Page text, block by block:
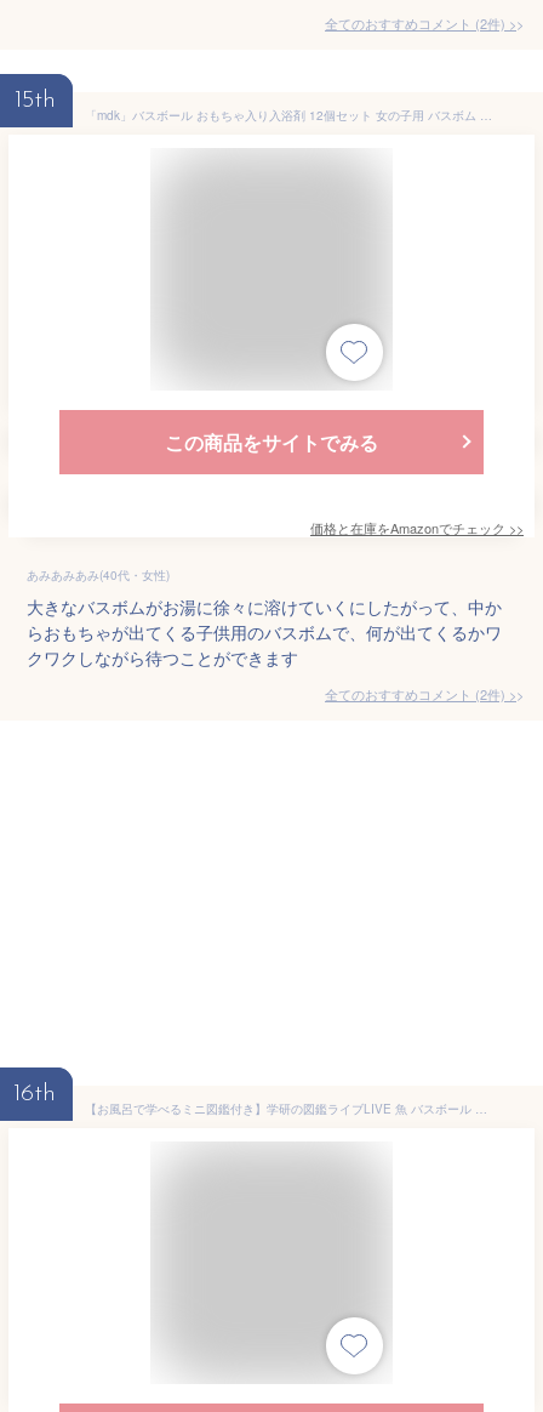
全てのおすすめコメント (2件) >
15th
「mdk」バスボール おもちゃ入り入浴剤 12個セット 女の子用 バスボム 詰め合わせ 中身はおまかせ 子供用入浴剤 お得 バスボムセット 子供用 バスボール キャラクター お風呂遊び
この商品をサイトでみる
価格と在庫をAmazonでチェック >>
あみあみあみ(40代・女性)
大きなバスボムがお湯に徐々に溶けていくにしたがって、中か
らおもちゃが出てくる子供用のバスボムで、何が出てくるかワ
クワクしながら待つことができます
全てのおすすめコメント (2件) >
16th
【お風呂で学べるミニ図鑑付き】学研の図鑑ライブLIVE 魚 バスボール 美しい海の香り マスコット入り入浴剤 発泡タイプ (gkn-7) 単品 アーベン がっけん バスボム おもちゃ キッズ 子供 グッズ プチギフト バス用品 おふろ バスフィズ リラックス 2022年